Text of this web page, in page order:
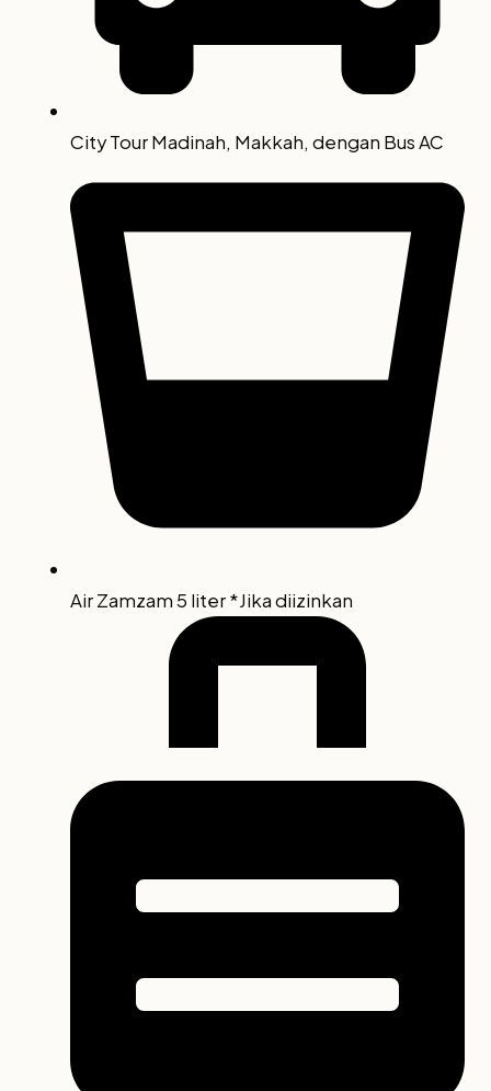
City Tour Madinah, Makkah, dengan Bus AC
Air Zamzam 5 liter *Jika diizinkan